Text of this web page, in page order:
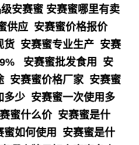
安赛蜜 安赛蜜哪里有卖
供应 安赛蜜价格报价
货 安赛蜜专业生产 安赛
安赛蜜批发食用 安
安赛蜜价格厂家 安赛蜜
少 安赛蜜一次使用多
蜜什么价 安赛蜜是什
如何使用 安赛蜜是什